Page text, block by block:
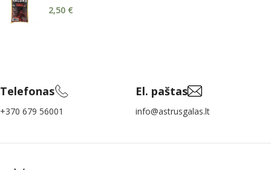
2,50 €
Telefonas
+370 679 56001
El. paštas
info@astrusgalas.lt